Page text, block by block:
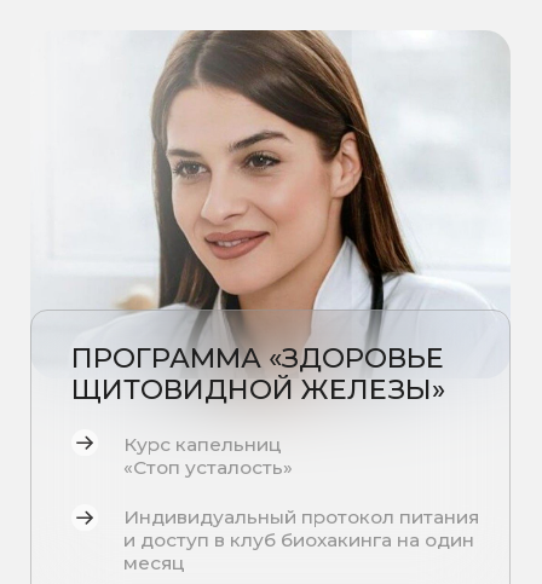
ПРОГРАММА «ЗДОРОВЬЕ
ЩИТОВИДНОЙ ЖЕЛЕЗЫ»
Курс капельниц
«Стоп усталость»
Записаться на программу
Индивидуальный протокол питания
и доступ в клуб биохакинга на один
месяц
решение для тех, кто хочет
поддержать работу щитовидной
железы, восстановить гормональный
баланс, повысить уровень энергии и